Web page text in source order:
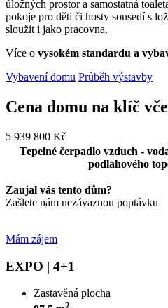
úložných prostor a samostatná
pokoje pro děti či hosty sousedí s
sloužit i jako pracovna.
Více o vysokém standardu a
Vybavení domu Průběh výstavby
Cena domu na klíč
5 939 800 Kč
Tepelné čerpadlo vzduch -
podlahového
Zaujal vás tento dům?
Zašlete nám nezávaznou poptávku
Mám zájem
EXPO | 4+1
Zastavěná plocha
2